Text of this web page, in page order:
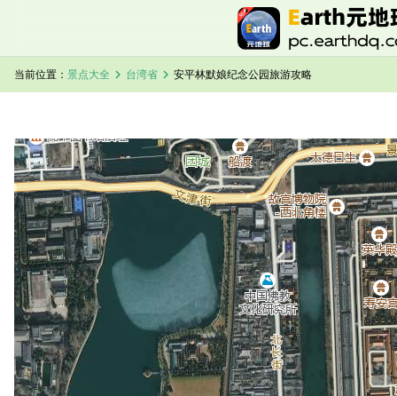
当前位置： 景点大全 chevron_right 台湾省 chevron_right 安平林默娘纪念公园旅游攻略
安平林默娘纪念公园卫星地图加载中，请稍候...